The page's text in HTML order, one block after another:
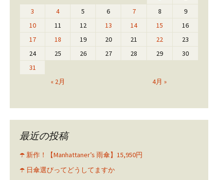
« 2月 4月 »
3
4 5 6 7 8
9
10
11 12 13 14 15
16
17
18 19 20 21 22
23
24
25 26 27 28 29
30
31
最近の投稿
☂️ 新作！【Manhattaner’s 雨傘】15,950円
☂️ 日傘選びってどうしてますか